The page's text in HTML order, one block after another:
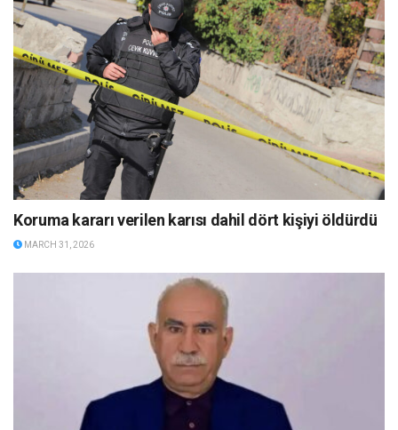
Koruma kararı verilen karısı dahil dört kişiyi öldürdü
MARCH 31, 2026